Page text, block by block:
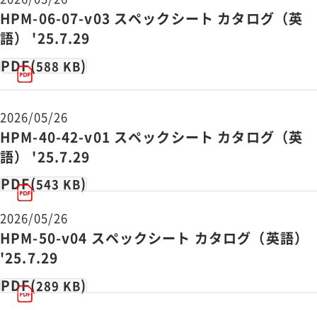
出力信号幅（FWH
M）
850 ps
出力信号
コネクター
電源
検出器寸法
170（W） × 60（H） × 90（L） mm
HPM-06-07-v03 スペックシート カタログ（英
語） '25.7.29
PDF(588 KB)
2026/05/26
HPM-40-42-v01 スペックシート カタログ（英
語） '25.7.29
PDF(543 KB)
2026/05/26
HPM-50-v04 スペックシート カタログ（英語）
'25.7.29
PDF(289 KB)